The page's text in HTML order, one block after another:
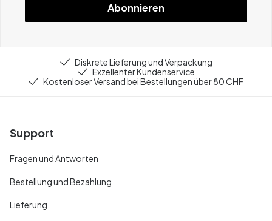
Abonnieren
Diskrete Lieferung und Verpackung
Exzellenter Kundenservice
Kostenloser Versand bei Bestellungen über 80 CHF
Support
Fragen und Antworten
Bestellung und Bezahlung
Lieferung